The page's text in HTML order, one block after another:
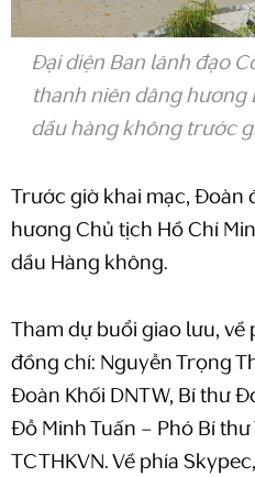
Đại diện Ban lãnh đạo
thanh niên dâng hương
dầu hàng không trước
Trước giờ khai mạc, Đoàn
hương Chủ tịch Hồ Chí
dầu Hàng không.
Tham dự buổi giao lưu,
đồng chí: Nguyễn Trọng
Đoàn Khối DNTW, Bí thư
Đỗ Minh Tuấn – Phó Bí
TCTHKVN. Về phía